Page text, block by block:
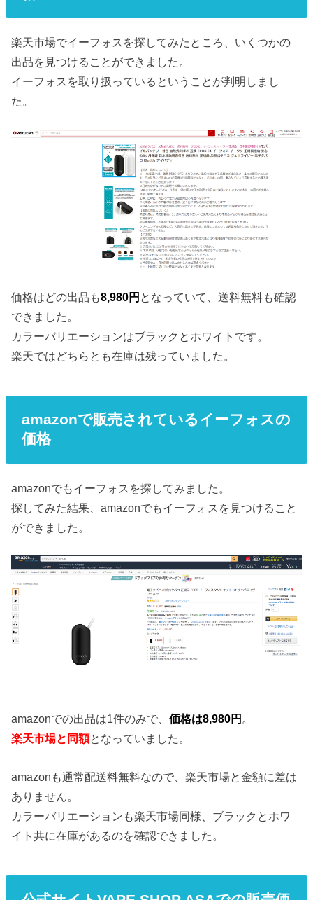
楽天市場でイーフォスを探してみたところ、いくつかの
出品を見つけることができました。
イーフォスを取り扱っているということが判明しまし
た。
価格はどの出品も8,980円 となっていて、送料無料も確認
できました。
カラーバリエーションはブラックとホワイトです。
楽天ではどちらとも在庫は残っていました。
amazonで販売されているイーフォスの
価格
amazonでもイーフォスを探してみました。
探してみた結果、amazonでもイーフォスを見つけること
ができました。
amazonでの出品は1件のみで、価格は8,980円 。
楽天市場と同額となっていました。
amazonも通常配送料無料なので、楽天市場と金額に差は
ありません。
カラーバリエーションも楽天市場同様、ブラックとホワ
イト共に在庫があるのを確認できました。